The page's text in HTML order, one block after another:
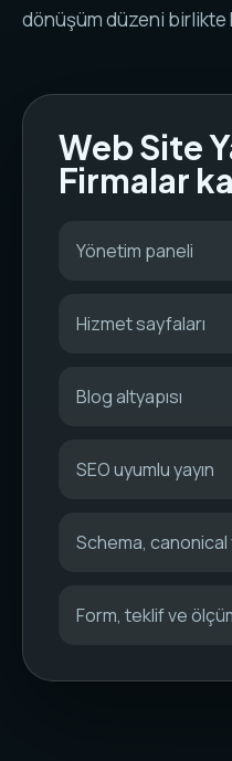
dönüşüm düzeni birlikte
Web Site
Firmalar
Yönetim paneli
Hizmet sayfaları
Blog altyapısı
SEO uyumlu yayın
Schema,
Form, teklif ve